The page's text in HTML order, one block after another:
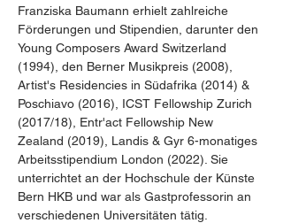
Franziska Baumann erhielt zahlreiche
Förderungen und Stipendien, darunter den
Young Composers Award Switzerland
(1994), den Berner Musikpreis (2008),
Artist's Residencies in Südafrika (2014) &
Poschiavo (2016), ICST Fellowship Zurich
(2017/18), Entr'act Fellowship New
Zealand (2019), Landis & Gyr 6-monatiges
Arbeitsstipendium London (2022). Sie
unterrichtet an der Hochschule der Künste
Bern HKB und war als Gastprofessorin an
verschiedenen Universitäten tätig.